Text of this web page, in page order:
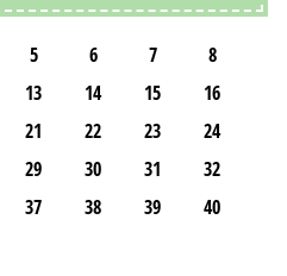
5 6 7
8
13 14 15
16
21 22 23
24
29 30 31
32
37 38 39
40